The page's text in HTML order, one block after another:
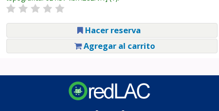
Hacer reserva
Agregar al carrito